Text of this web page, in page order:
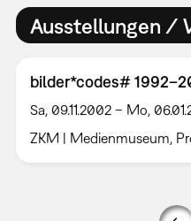
Ausstellungen /
bilder*codes#
Sa, 09.11.2002 – Mo,
ZKM | Medienmuseum,